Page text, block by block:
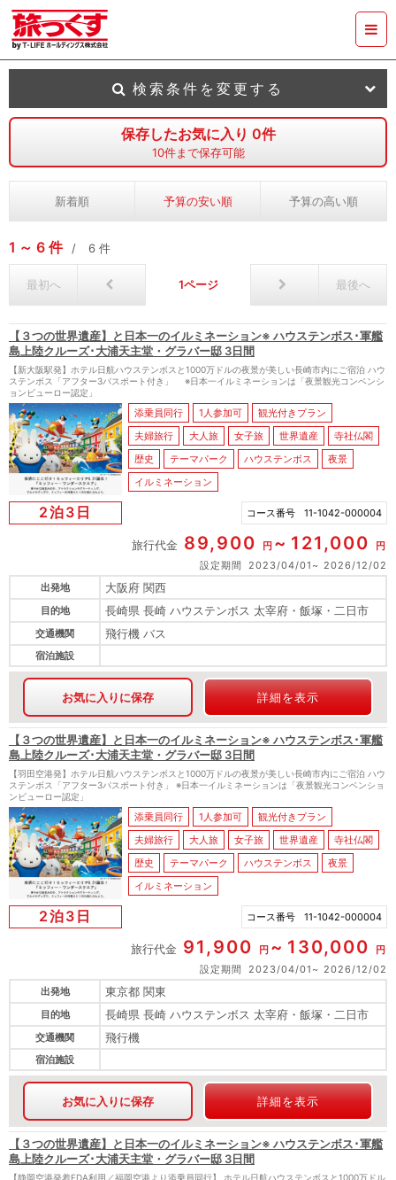
保存したお気に入り 0件
10件まで保存可能
新着順 予算の安い順 予算の高い順
1 6 件 6 件
最初へ 1 最後へ
【３つの世界遺産】と日本一のイルミネーション※ ハウステンボス･軍艦
島上陸クルーズ･大浦天主堂・グラバー邸 3日間
【新大阪駅発】ホテル日航ハウステンボスと1000万ドルの夜景が美しい長崎市内にご宿泊 ハウ
ステンボス「アフター3パスポート付き」 ※日本一イルミネーションは「夜景観光コンベンシ
ョンビューロー認定」
添乗員同行 1人参加可
観光付きプラン
夫婦旅行
大人旅 女子旅 世界遺産
寺社仏閣
歴史
テーマパーク ハウステンボス
夜景
イルミネーション
2泊3日 コース番号 11-1042-000004
旅行代金 89,900 円 121,000
円
設定期間
2023/04/01
2026/12/02
出発地
大阪府 関西
目的地 長崎県 長崎 ハウステンボス 太宰府・飯塚・二日市
交通機関 飛行機 バス
宿泊施設
お気に入りに保存 詳細を表示
【３つの世界遺産】と日本一のイルミネーション※ ハウステンボス･軍艦
島上陸クルーズ･大浦天主堂・グラバー邸 3日間
【羽田空港発】ホテル日航ハウステンボスと1000万ドルの夜景が美しい長崎市内にご宿泊 ハウ
ステンボス「アフター3パスポート付き」 ※日本一イルミネーションは「夜景観光コンベンショ
ンビューロー認定」
添乗員同行 1人参加可
観光付きプラン
夫婦旅行
大人旅 女子旅 世界遺産
寺社仏閣
歴史
テーマパーク ハウステンボス
夜景
イルミネーション
2泊3日 コース番号 11-1042-000004
旅行代金 91,900 円 130,000
円
設定期間
2023/04/01
2026/12/02
出発地
東京都 関東
目的地 長崎県 長崎 ハウステンボス 太宰府・飯塚・二日市
交通機関 飛行機
宿泊施設
お気に入りに保存 詳細を表示
【３つの世界遺産】と日本一のイルミネーション※ ハウステンボス･軍艦
島上陸クルーズ･大浦天主堂・グラバー邸 3日間
【静岡空港発着FDA利用／福岡空港より添乗員同行】 ホテル日航ハウステンボスと1000万ドル
検索条件を変更する